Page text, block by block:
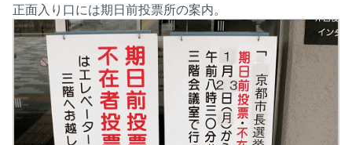
正面入り口には期日前投票所の案内。